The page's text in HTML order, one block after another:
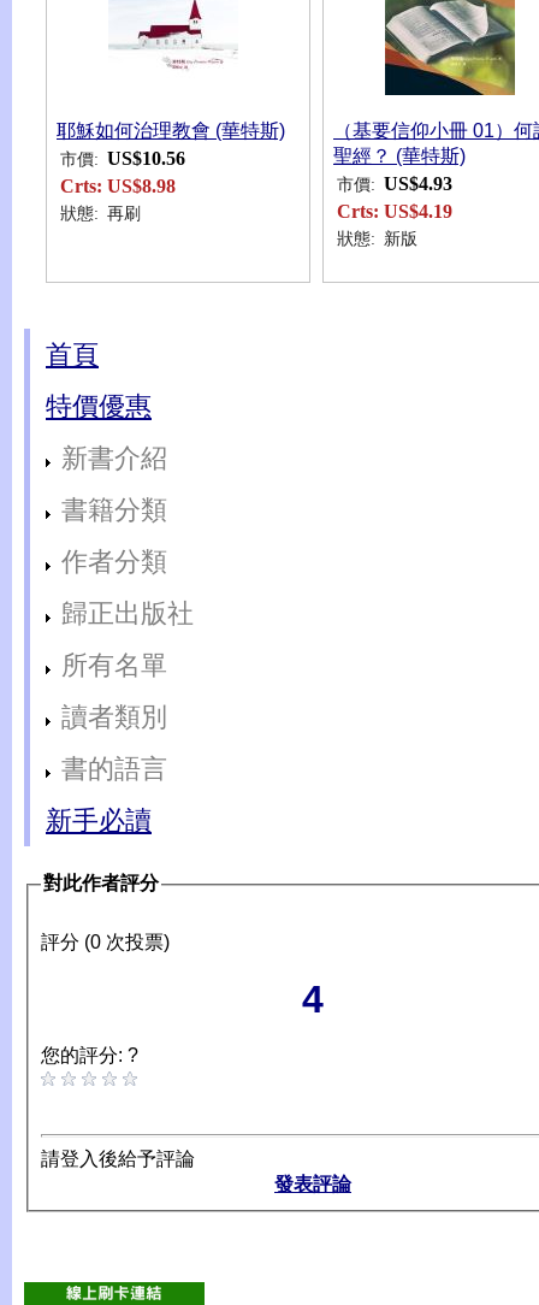
耶穌如何治理教會 (華特斯)
市價: US$10.56
Crts: US$8.98
狀態: 再刷
（基要信仰小冊 01）何
聖經？ (華特斯)
市價: US$4.93
Crts: US$4.19
狀態: 新版
首頁
特價優惠
新書介紹
書籍分類
作者分類
歸正出版社
所有名單
讀者類別
書的語言
新手必讀
對此作者評分
評分 (0 次投票)
4
您的評分: ?
請登入後給予評論
發表評論